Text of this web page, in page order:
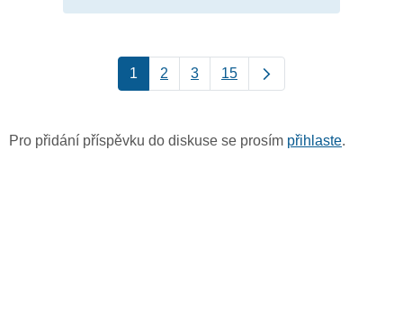
1 2 3 15
Pro přidání příspěvku do diskuse se prosím přihlaste.